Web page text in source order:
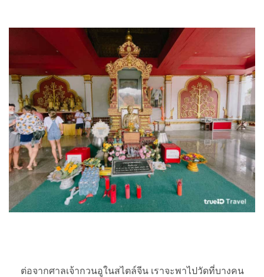
ต่อจากศาลเจ้ากวนอูในสไตล์จีน เราจะพาไปวัดที่บางคน